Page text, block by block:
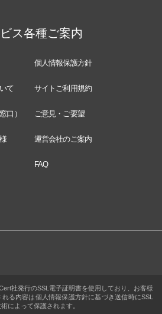
ス各種ご案内
個人情報保護方針
て サイトご利用規約
口） ご意見・ご要望
運営会社のご案内
FAQ
社発行のSSL電子証明書を使用しており、お客様
る内容は個人情報保護方針に基づき送信時にSSL
によって保護されます。